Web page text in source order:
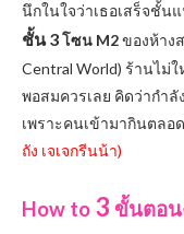
นึกในใจว่าเธอเสร็จชั้น
ชั้น 3โซน M2ของห้าง
Central World) ร้านไม่
พอสมควรเลย คิดว่ากำ
เพราะคนเข้ามากินตลอ
ถัง เจเจกรีนน้า)
How to 3 ขั้นตอน